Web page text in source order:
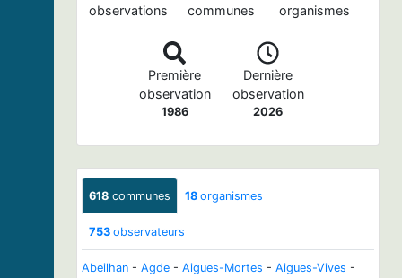
observations communes organismes
Première
observation
1986
Dernière
observation
2026
618 communes 18 organismes
753 observateurs
Abeilhan - Agde - Aigues-Mortes - Aigues-Vives -